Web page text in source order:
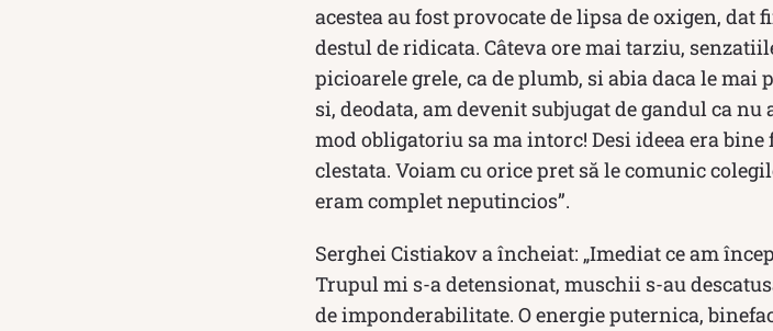
acestea au fost provocate de lipsa de oxi­gen,
destul de ridicata. Câteva ore mai tarziu,
picioarele gre­le, ca de plumb, si abia daca le
si, deodata, am devenit subjugat de gandul ca nu
mod obligatoriu sa ma intorc! Desi ideea era
clestata. Voiam cu orice pret să le comunic
eram complet neputincios”.
Serghei Cis­tia­kov a încheiat: „Imediat ce am
Trupul mi s-a deten­sio­nat, muschii s-au
de imponderabilitate. O energie pu­ternica,